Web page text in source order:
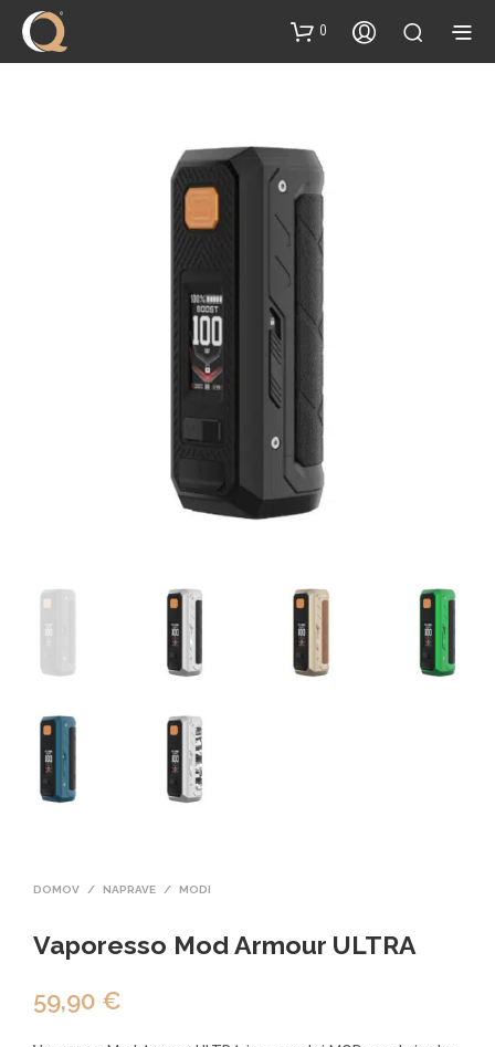
content
0
DOMOV / NAPRAVE / MODI
Vaporesso Mod Armour ULTRA
59,90 €